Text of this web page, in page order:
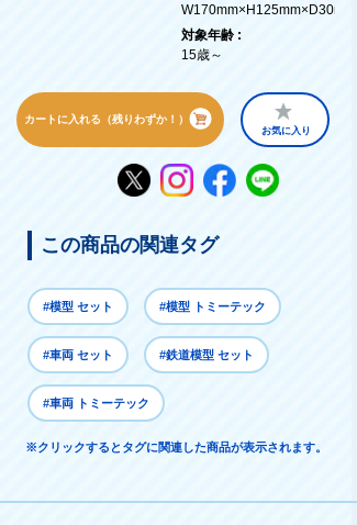
W170mm×H125mm×D30mm
対象年齢 :
15歳～
カートに入れる（残りわずか！）
お気に入り
この商品の関連タグ
#模型 セット #模型 トミーテック
#車両 セット #鉄道模型 セット
#車両 トミーテック
※クリックするとタグに関連した商品が表示されます。